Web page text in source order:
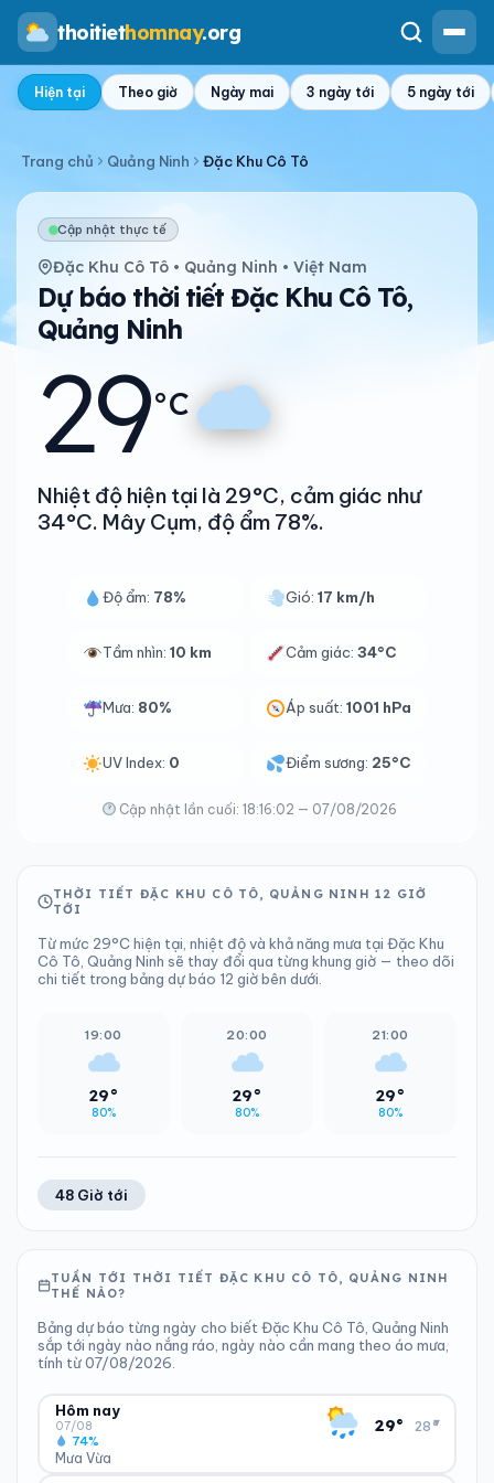
thoitiethomnay.org
Hiện tại Theo giờ Ngày mai 3 ngày tới 5 ngày tới
Trang chủ Quảng Ninh Đặc Khu Cô Tô
Cập nhật thực tế
Đặc Khu Cô Tô • Quảng Ninh • Việt Nam
Dự báo thời tiết Đặc Khu Cô Tô,
Quảng Ninh
29°C
Nhiệt độ hiện tại là 29°C, cảm giác như
34°C. Mây Cụm, độ ẩm 78%.
Độ ẩm: 78% Gió:17 km/h
Tầm nhìn: 10 km Cảm giác:34°C
Mưa: 80% Áp suất:1001 hPa
UV Index: 0 Điểm sương: 25°C
Cập nhật lần cuối: 18:16:02 — 07/08/2026
THỜI TIẾT ĐẶC KHU CÔ TÔ, QUẢNG NINH 12 GIỜ
TỚI
Từ mức 29°C hiện tại, nhiệt độ và khả năng mưa tại Đặc Khu
Cô Tô, Quảng Ninh sẽ thay đổi qua từng khung giờ — theo dõi
chi tiết trong bảng dự báo 12 giờ bên dưới.
19:00
29°
80%
20:00
29°
80%
21:00
29°
80%
48 Giờ tới
TUẦN TỚI THỜI TIẾT ĐẶC KHU CÔ TÔ, QUẢNG NINH
THẾ NÀO?
Bảng dự báo từng ngày cho biết Đặc Khu Cô Tô, Quảng Ninh
sắp tới ngày nào nắng ráo, ngày nào cần mang theo áo mưa,
tính từ 07/08/2026.
Hôm nay
07/08
Mưa Vừa
74%
29° 28°
▾